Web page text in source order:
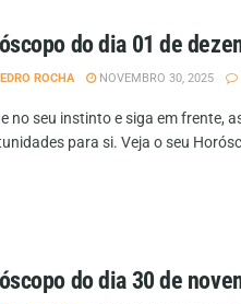
do dia 01 de
ROCHA NOVEMBRO 30, 2025
no seu instinto e siga em frente,
para si. Veja o seu
do dia 30 de